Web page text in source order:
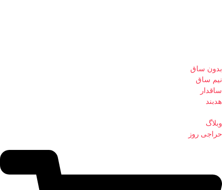
بدون ساق
نیم ساق
ساقدار
هدبند
وبلاگ
حراجی روز